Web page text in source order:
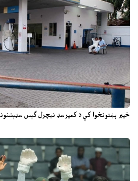
خیبر پښتونخوا کې د کمپرسډ نیچرل ګېس